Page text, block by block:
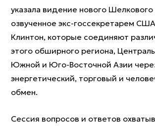
указала видение нового Шелкового
озвученное экс-госсекретарем
Клинтон, которые соединяют
этого обширного региона,
Южной и Юго-Восточной Азии
энергетический, торговый и
обмен.
Сессия вопросов и ответов